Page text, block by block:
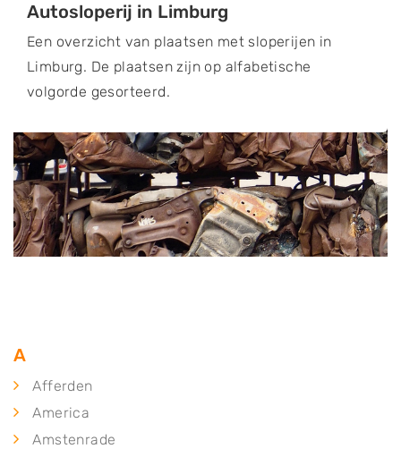
Autosloperij in Limburg
Een overzicht van plaatsen met sloperijen in
Limburg. De plaatsen zijn op alfabetische
volgorde gesorteerd.
A
Afferden
America
Amstenrade